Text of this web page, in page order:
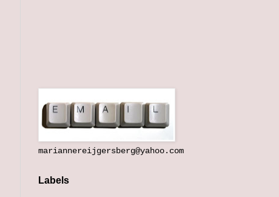
mariannereijgersberg@yahoo.com
Labels